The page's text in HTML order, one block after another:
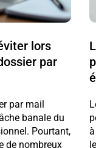
lors
par
par mail
banale du
Pourtant,
de nombreux